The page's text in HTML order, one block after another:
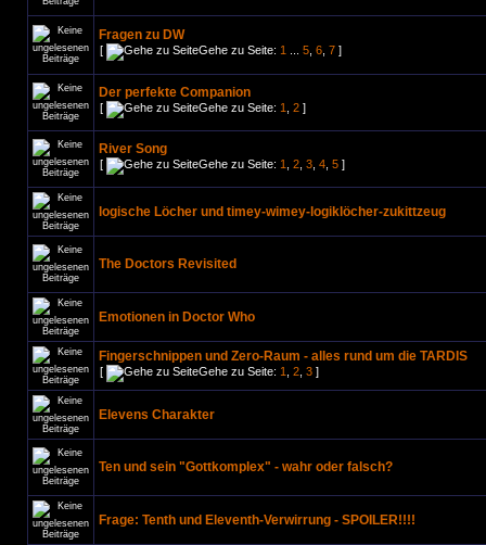
Fragen zu DW
[ Gehe zu Seite: 1 5 6 7 ]
Der perfekte Companion
[ Gehe zu Seite: 1 2 ]
River Song
[ Gehe zu Seite: 1 2 3 4 5 ]
logische Löcher und timey-wimey-logiklöcher-zukittzeug
The Doctors Revisited
Emotionen in Doctor Who
Fingerschnippen und Zero-Raum - alles rund um die TARDIS
[ Gehe zu Seite: 1 2 3 ]
Elevens Charakter
Ten und sein "Gottkomplex" - wahr oder falsch?
Frage: Tenth und Eleventh-Verwirrung - SPOILER!!!!